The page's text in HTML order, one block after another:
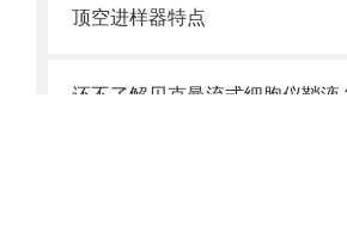
顶空进样器特点